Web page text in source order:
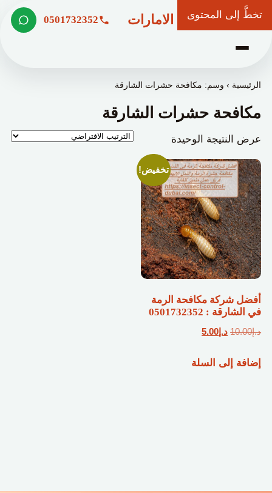
تخطَّ إلى المحتوى
شركة وعد الامارات 0501732352
الرئيسية ›وسم: مكافحة حشرات الشارقة
مكافحة حشرات الشارقة
عرض النتيجة الوحيدة
تخفيض!
أفضل شركة مكافحة الرمة
في الشارقة : 0501732352
د.إ10.00 السعر
هو:
د.إ 5.00السعر
هو:
إضافة إلى السلة